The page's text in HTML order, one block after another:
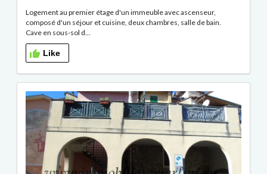
Logement au premier étage d'un immeuble avec ascenseur,
composé d'un séjour et cuisine, deux chambres, salle de bain.
Cave en sous-sol d...
Like